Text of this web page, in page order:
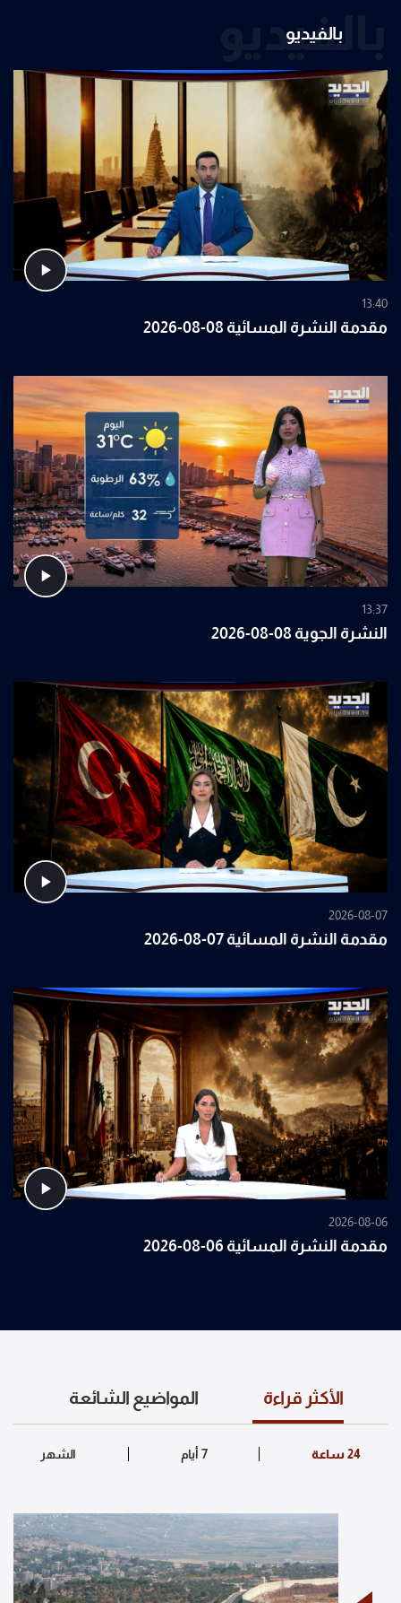
بالفيديو
بالفيديو
13:40
مقدمة النشرة المسائية 08-08-2026
13:37
النشرة الجوية 08-08-2026
2026-08-07
مقدمة النشرة المسائية 07-08-2026
2026-08-06
مقدمة النشرة المسائية 06-08-2026
الأكثر قراءة المواضيع الشائعة